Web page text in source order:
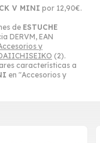
V MINI por 12,90€.
de ESTUCHE
DERVM, EAN
y
(2).
características a
en "Accesorios y